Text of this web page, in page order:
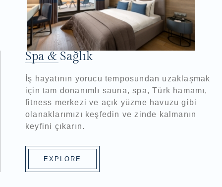
Spa & Sağlık
İş hayatının yorucu temposundan uzaklaşmak
için tam donanımlı sauna, spa, Türk hamamı,
fitness merkezi ve açık yüzme havuzu gibi
olanaklarımızı keşfedin ve zinde kalmanın
keyfini çıkarın.
EXPLORE